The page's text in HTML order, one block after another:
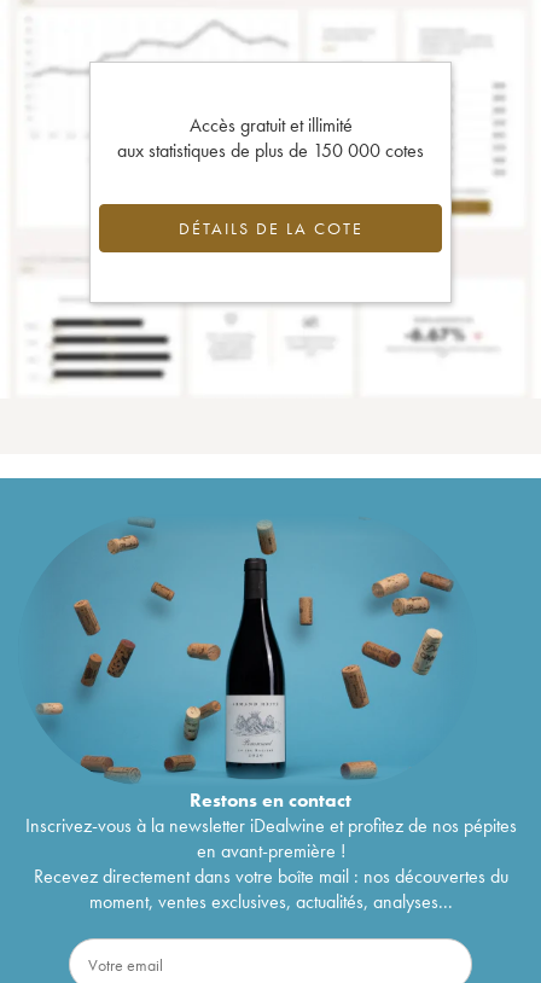
Accès gratuit et illimité
aux statistiques de plus de 150 000 cotes
DÉTAILS DE LA COTE
Restons encontact
Inscrivez-vous à la newsletter iDealwine et profitez de nos pépites
en avant-première !
Recevez directement dans votre boîte mail : nos découvertes du
moment, ventes exclusives, actualités, analyses...